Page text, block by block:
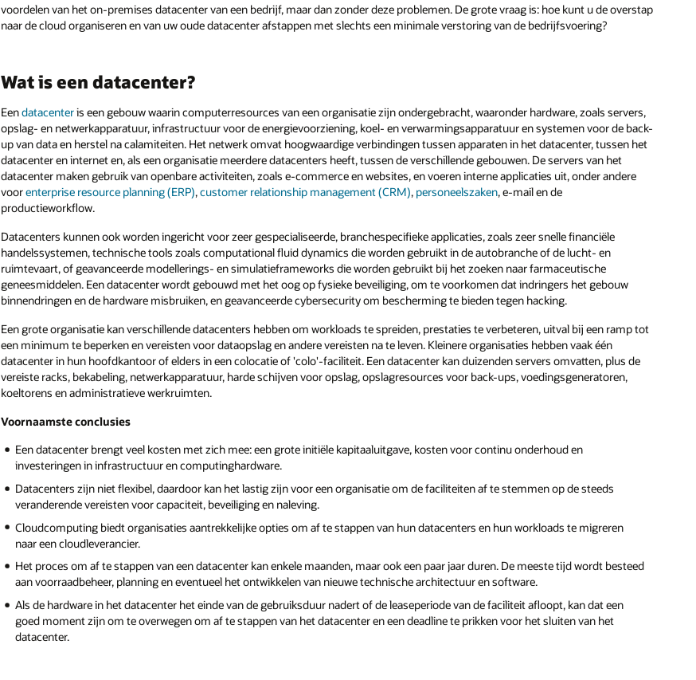
voordelen van het on-premises datacenter van een bedrijf, maar dan zonder deze problemen. De grote vraag is: hoe kunt u de overstap
naar de cloud organiseren en van uw oude datacenter afstappen met slechts een minimale verstoring van de bedrijfsvoering?
Wat is een datacenter?
Eendatacenteris een gebouw waarin computerresources van een organisatie zijn ondergebracht, waaronder hardware, zoals servers,
opslag- en netwerkapparatuur, infrastructuur voor de energievoorziening, koel- en verwarmingsapparatuur en systemen voor de back-
up van data en herstel na calamiteiten. Het netwerk omvat hoogwaardige verbindingen tussen apparaten in het datacenter, tussen het
datacenter en internet en, als een organisatie meerdere datacenters heeft, tussen de verschillende gebouwen. De servers van het
datacenter maken gebruik van openbare activiteiten, zoals e-commerce en websites, en voeren interne applicaties uit, onder andere
voorenterprise resource planning (ERP),customer relationship management (CRM), personeelszaken, e-mail en de
productieworkflow.
Datacenters kunnen ook worden ingericht voor zeer gespecialiseerde, branchespecifieke applicaties, zoals zeer snelle financiële
handelssystemen, technische tools zoals computational fluid dynamics die worden gebruikt in de autobranche of de lucht- en
ruimtevaart, of geavanceerde modellerings- en simulatieframeworks die worden gebruikt bij het zoeken naar farmaceutische
geneesmiddelen. Een datacenter wordt gebouwd met het oog op fysieke beveiliging, om te voorkomen dat indringers het gebouw
binnendringen en de hardware misbruiken, en geavanceerde cybersecurity om bescherming te bieden tegen hacking.
Een grote organisatie kan verschillende datacenters hebben om workloads te spreiden, prestaties te verbeteren, uitval bij een ramp tot
een minimum te beperken en vereisten voor dataopslag en andere vereisten na te leven. Kleinere organisaties hebben vaak één
datacenter in hun hoofdkantoor of elders in een colocatie of 'colo'-faciliteit. Een datacenter kan duizenden servers omvatten, plus de
vereiste racks, bekabeling, netwerkapparatuur, harde schijven voor opslag, opslagresources voor back-ups, voedingsgeneratoren,
koeltorens en administratieve werkruimten.
Voornaamste conclusies
Een datacenter brengt veel kosten met zich mee: een grote initiële kapitaaluitgave, kosten voor continu onderhoud en
investeringen in infrastructuur en computinghardware.
Datacenters zijn niet flexibel, daardoor kan het lastig zijn voor een organisatie om de faciliteiten af te stemmen op de steeds
veranderende vereisten voor capaciteit, beveiliging en naleving.
Cloudcomputing biedt organisaties aantrekkelijke opties om af te stappen van hun datacenters en hun workloads te migreren
naar een cloudleverancier.
Het proces om af te stappen van een datacenter kan enkele maanden, maar ook een paar jaar duren. De meeste tijd wordt besteed
aan voorraadbeheer, planning en eventueel het ontwikkelen van nieuwe technische architectuur en software.
Als de hardware in het datacenter het einde van de gebruiksduur nadert of de leaseperiode van de faciliteit afloopt, kan dat een
goed moment zijn om te overwegen om af te stappen van het datacenter en een deadline te prikken voor het sluiten van het
datacenter.